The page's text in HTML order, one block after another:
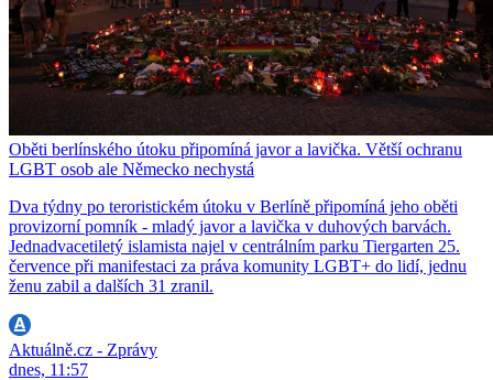
Oběti berlínského útoku připomíná javor a lavička. Větší ochranu
LGBT osob ale Německo nechystá
Dva týdny po teroristickém útoku v Berlíně připomíná jeho oběti
provizorní pomník - mladý javor a lavička v duhových barvách.
Jednadvacetiletý islamista najel v centrálním parku Tiergarten 25.
července při manifestaci za práva komunity LGBT+ do lidí, jednu
ženu zabil a dalších 31 zranil.
Aktuálně.cz - Zprávy
dnes, 11:57